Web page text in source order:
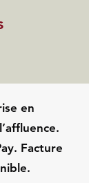
en
Facture